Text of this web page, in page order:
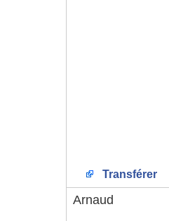
Transférer
Arnaud